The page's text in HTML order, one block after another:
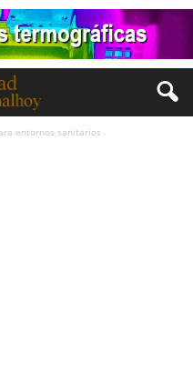
entornos sanitarios